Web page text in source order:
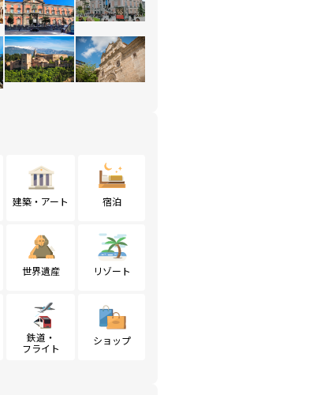
建築・アート 宿泊
世界遺産 リゾート
鉄道・
フライト
ショップ